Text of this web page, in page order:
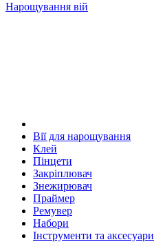
Нарощування вій
Вії для нарощування
Клей
Пінцети
Закріплювач
Знежирювач
Праймер
Ремувер
Набори
Інструменти та аксесуари